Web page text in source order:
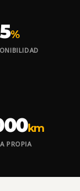
%
km
PROPIA